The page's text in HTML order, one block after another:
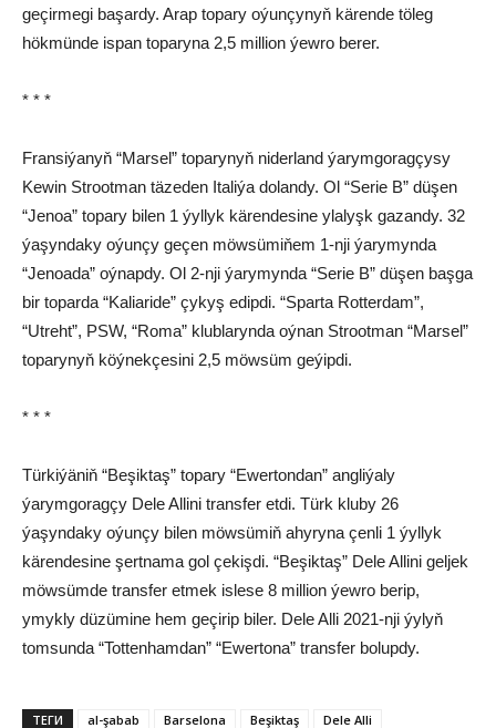
geçirmegi başardy. Arap topary oýunçynyň kärende töleg
hökmünde ispan toparyna 2,5 million ýewro berer.
* * *
Fransiýanyň “Marsel” toparynyň niderland ýarymgoragçysy
Kewin Strootman täzeden Italiýa dolandy. Ol “Serie B” düşen
“Jenoa” topary bilen 1 ýyllyk kärendesine ylalyşk gazandy. 32
ýaşyndaky oýunçy geçen möwsümiňem 1-nji ýarymynda
“Jenoada” oýnapdy. Ol 2-nji ýarymynda “Serie B” düşen başga
bir toparda “Kaliaride” çykyş edipdi. “Sparta Rotterdam”,
“Utreht”, PSW, “Roma” klublarynda oýnan Strootman “Marsel”
toparynyň köýnekçesini 2,5 möwsüm geýipdi.
* * *
Türkiýäniň “Beşiktaş” topary “Ewertondan” angliýaly
ýarymgoragçy Dele Allini transfer etdi. Türk kluby 26
ýaşyndaky oýunçy bilen möwsümiň ahyryna çenli 1 ýyllyk
kärendesine şertnama gol çekişdi. “Beşiktaş” Dele Allini geljek
möwsümde transfer etmek islese 8 million ýewro berip,
ymykly düzümine hem geçirip biler. Dele Alli 2021-nji ýylyň
tomsunda “Tottenhamdan” “Ewertona” transfer bolupdy.
ТЕГИ al-şabab Barselona Beşiktaş Dele Alli